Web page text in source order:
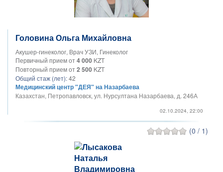
Головина Ольга Михайловна
Акушер-гинеколог, Врач УЗИ, Гинеколог
Первичный прием от4 000 KZT
Повторный прием от2 500 KZT
Общий стаж (лет):42
Медицинский центр "ДЕЯ" на Назарбаева
Казахстан, Петропавловск, ул. Нурсултана Назарбаева, д. 246А
02.10.2024, 22:00
(0 / 1)